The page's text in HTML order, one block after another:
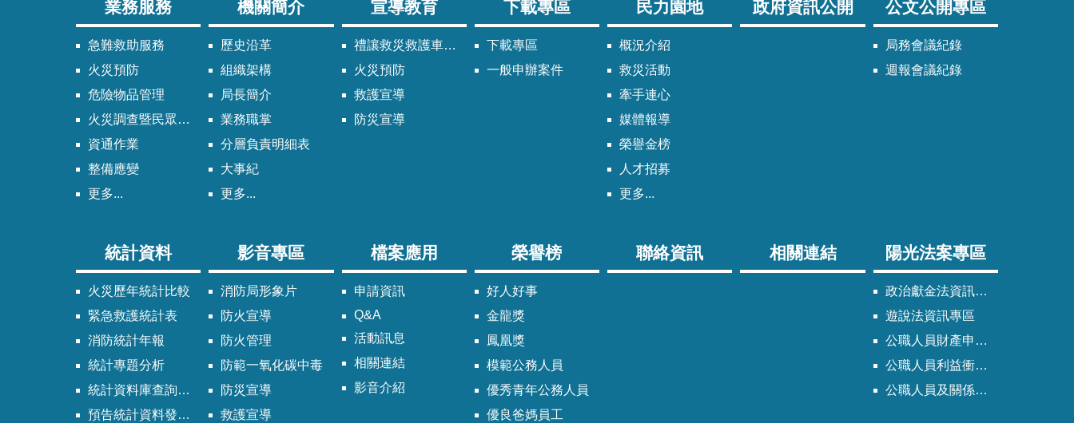
業務服務
急難救助服務
火災預防
危險物品管理
火災調查暨民眾申請服務
資通作業
整備應變
更多...
機關簡介
歷史沿革
組織架構
局長簡介
業務職掌
分層負責明細表
大事紀
更多...
宣導教育
禮讓救災救護車輛須知
火災預防
救護宣導
防災宣導
下載專區
下載專區
一般申辦案件
民力園地
概況介紹
救災活動
牽手連心
媒體報導
榮譽金榜
人才招募
更多...
政府資訊公開 公文公開專區
局務會議紀錄
週報會議紀錄
統計資料
火災歷年統計比較
緊急救護統計表
消防統計年報
統計專題分析
統計資料庫查詢系統
預告統計資料發布時間表
影音專區
消防局形象片
防火宣導
防火管理
防範一氧化碳中毒
防災宣導
救護宣導
檔案應用
申請資訊
Q&A
活動訊息
相關連結
影音介紹
榮譽榜
好人好事
金龍獎
鳳凰獎
模範公務人員
優秀青年公務人員
優良爸媽員工
聯絡資訊 相關連結 陽光法案專區
政治獻金法資訊專區
遊說法資訊專區
公職人員財產申報法資訊專區
公職人員利益衝突迴避法資訊專區
公職人員及關係人身分關係公開專區